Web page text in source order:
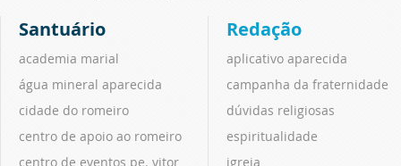
Santuário
academia marial
água mineral aparecida
cidade do romeiro
centro de apoio ao romeiro
centro de eventos pe. vitor
Redação
aplicativo aparecida
campanha da fraternidade
dúvidas religiosas
espiritualidade
igreja